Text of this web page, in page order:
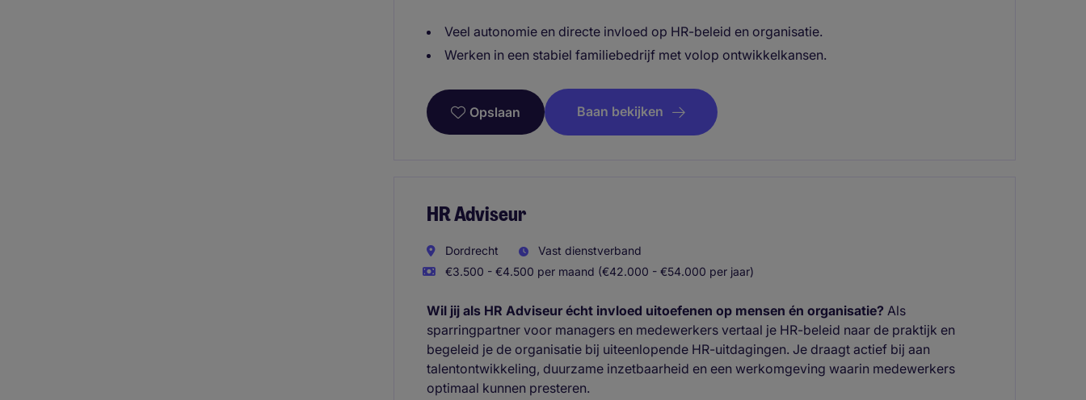
Veel autonomie en directe invloed op HR-beleid en organisatie.
Werken in een stabiel familiebedrijf met volop ontwikkelkansen.
Opslaan Baan bekijken
HR Adviseur
Dordrecht
Vast dienstverband
€3.500 - €4.500 per maand (€42.000 - €54.000 per jaar)
Wil jij als HR Adviseur écht invloed uitoefenen op mensen én organisatie? Als
sparringpartner voor managers en medewerkers vertaal je HR-beleid naar de praktijk en
begeleid je de organisatie bij uiteenlopende HR-uitdagingen. Je draagt actief bij aan
talentontwikkeling, duurzame inzetbaarheid en een werkomgeving waarin medewerkers
optimaal kunnen presteren.